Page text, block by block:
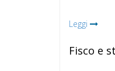
Leggi
Fisco e